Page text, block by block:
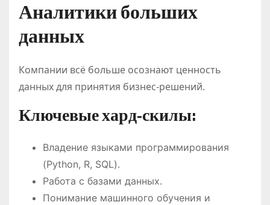
Аналитики больших
данных
Компании всё больше осознают ценность
данных для принятия бизнес-решений.
Ключевые хард-скилы:
Владение языками программирования
(Python, R, SQL).
Работа с базами данных.
Понимание машинного обучения и